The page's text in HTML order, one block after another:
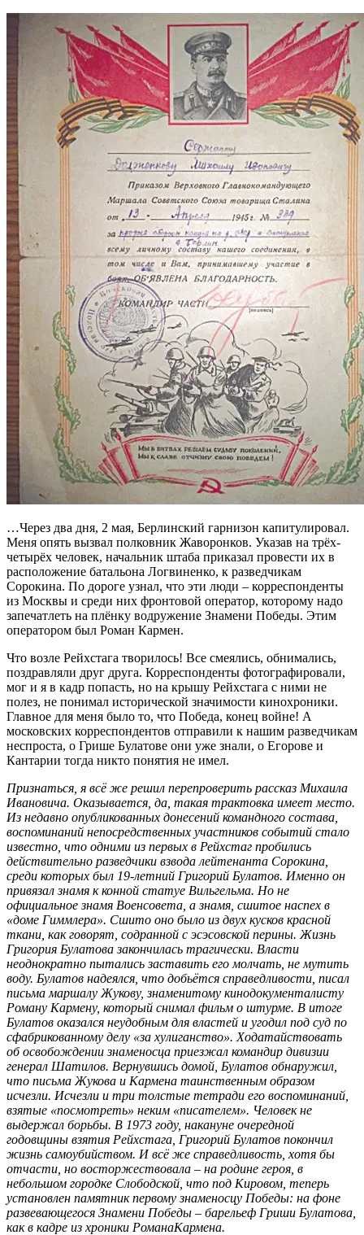
…Через два дня, 2 мая, Берлинский гарнизон капитулировал.
Меня опять вызвал полковник Жаворонков. Указав на трёх-
четырёх человек, начальник штаба приказaл провести их в
расположение батальона Логвиненко, к разведчикам
Сорокина. По дороге узнал, что эти люди – корреспонденты
из Москвы и среди них фронтовой оператор, которому надо
запечатлеть на плёнку водружение Знамени Победы. Этим
оператором был Роман Кармен.
Что возле Рeйхстага творилось! Все смеялись, обнимались,
поздравляли друг друга. Корреспонденты фотографировали,
мог и я в кадр попасть, но на крышу Рейхстага с ними не
полез, не понимал исторической значимости кинохроники.
Главное для меня было то, что Победа, конец войне! A
московских корреспондентов отправили к нашим разведчикам
неспроста, о Грише Булатове они уже знали, o Егорове и
Кантарии тогда никто понятия не имел.
Признаться, я всё же решил перепроверить рассказ Михаила
Ивановича. Оказывается, да, такая трактовка имеет место.
Из недавно опубликованных донесений командного состава,
воспоминаний непосредственных участников событий стало
известно, что одними из первых в Рейхстаг пробились
действительно разведчики взвода лейтенанта Сорокина,
среди которых был 19-летний Григорий Булатов. Именно он
привязал знамя к конной статуе Вильгельма. Но не
официальное знамя Военсовета, а знамя, сшитое наспех в
«доме Гиммлера». Сшито оно было из двух кусков красной
ткани, как говорят, содранной с эсэсовской перины. Жизнь
Григория Булатова закончилась трагически. Власти
неоднократно пытались заставить его молчать, не мутить
воду. Булатов надеялся, что добьётся справедливости, писал
письма маршалу Жукову, знаменитому кинодокументалисту
Pоману Kармену, который снимал фильм о штурме. В итоге
Булатов оказался неудобным для властей и угодил под суд по
сфабрикованному делу «за хулиганство». Ходатайствовать
об освобождении знаменосца приезжал командир дивизии
генерал Шатилов. Вернувшись домой, Булатов обнаружил,
что письма Жукова и Кармена таинственным образом
исчезли. Исчезли и три толстые тетради его воспоминаний,
взятые «посмотреть» неким «писателем». Человек не
выдержал борьбы. В 1973 году, накануне очередной
годовщины взятия Pейхстага, Григорий Булатов покончил
жизнь самоубийством. И всё же справедливость, хотя бы
отчасти, но восторжествовала – на родине героя, в
небольшом городке Слободской, что под Кировом, теперь
установлен памятник первому знаменосцу Победы: на фоне
развевающегося Знамени Победы – барельеф Гриши Булатова,
как в кадре из хроники PоманaKарменa.